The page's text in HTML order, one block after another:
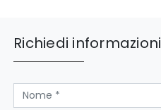
Richiedi informazioni